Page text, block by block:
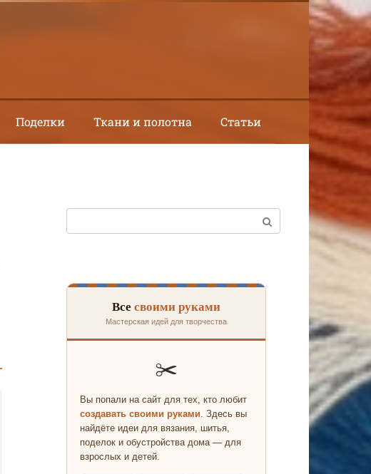
Поделки Ткани и полотна Статьи
Все своими руками
Мастерская идей для творчества
✂️
Вы попали на сайт для тех, кто любит
создавать своими руками. Здесь вы
найдёте идеи для вязания, шитья,
поделок и обустройства дома — для
взрослых и детей.